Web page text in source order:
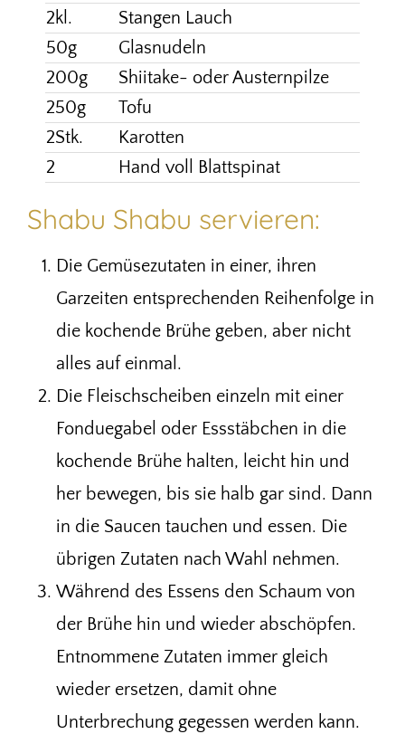
2kl.
Stangen Lauch
50g
Glasnudeln
200g
Shiitake- oder Austernpilze
250g
Tofu
2Stk.
Karotten
2
Hand voll Blattspinat
Shabu Shabu servieren:
Die Gemüsezutaten in einer, ihren
Garzeiten entsprechenden Reihenfolge in
die kochende Brühe geben, aber nicht
alles auf einmal.
Die Fleischscheiben einzeln mit einer
Fonduegabel oder Essstäbchen in die
kochende Brühe halten, leicht hin und
her bewegen, bis sie halb gar sind. Dann
in die Saucen tauchen und essen. Die
übrigen Zutaten nach Wahl nehmen.
Während des Essens den Schaum von
der Brühe hin und wieder abschöpfen.
Entnommene Zutaten immer gleich
wieder ersetzen, damit ohne
Unterbrechung gegessen werden kann.